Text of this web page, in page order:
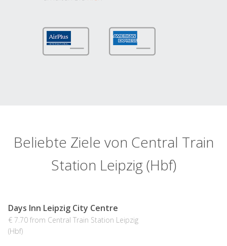
Beliebte Ziele von Central Train
Station Leipzig (Hbf)
Days Inn Leipzig City Centre
€ 7.70 from Central Train Station Leipzig
(Hbf)